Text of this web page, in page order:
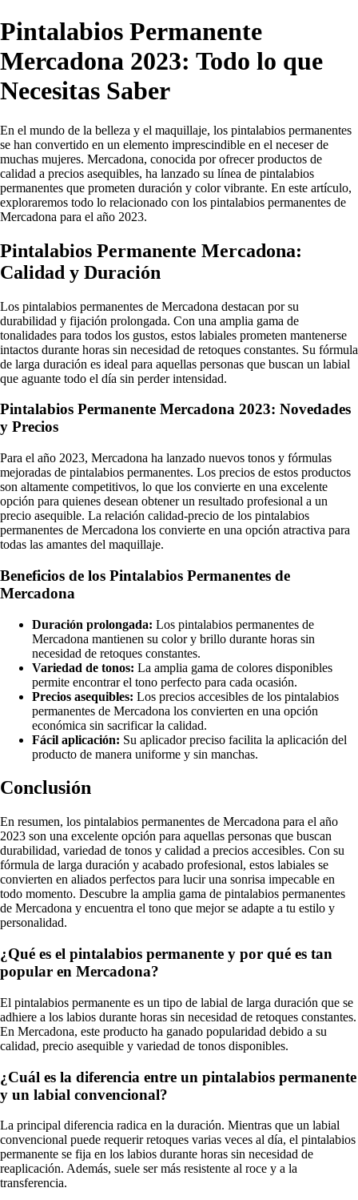
Pintalabios Permanente
Mercadona 2023: Todo lo que
Necesitas Saber
En el mundo de la belleza y el maquillaje, los pintalabios permanentes
se han convertido en un elemento imprescindible en el neceser de
muchas mujeres. Mercadona, conocida por ofrecer productos de
calidad a precios asequibles, ha lanzado su línea de pintalabios
permanentes que prometen duración y color vibrante. En este artículo,
exploraremos todo lo relacionado con los pintalabios permanentes de
Mercadona para el año 2023.
Pintalabios Permanente Mercadona:
Calidad y Duración
Los pintalabios permanentes de Mercadona destacan por su
durabilidad y fijación prolongada. Con una amplia gama de
tonalidades para todos los gustos, estos labiales prometen mantenerse
intactos durante horas sin necesidad de retoques constantes. Su fórmula
de larga duración es ideal para aquellas personas que buscan un labial
que aguante todo el día sin perder intensidad.
Pintalabios Permanente Mercadona 2023: Novedades
y Precios
Para el año 2023, Mercadona ha lanzado nuevos tonos y fórmulas
mejoradas de pintalabios permanentes. Los precios de estos productos
son altamente competitivos, lo que los convierte en una excelente
opción para quienes desean obtener un resultado profesional a un
precio asequible. La relación calidad-precio de los pintalabios
permanentes de Mercadona los convierte en una opción atractiva para
todas las amantes del maquillaje.
Beneficios de los Pintalabios Permanentes de
Mercadona
Duración prolongada: Los pintalabios permanentes de
Mercadona mantienen su color y brillo durante horas sin
necesidad de retoques constantes.
Variedad de tonos: La amplia gama de colores disponibles
permite encontrar el tono perfecto para cada ocasión.
Precios asequibles: Los precios accesibles de los pintalabios
permanentes de Mercadona los convierten en una opción
económica sin sacrificar la calidad.
Fácil aplicación: Su aplicador preciso facilita la aplicación del
producto de manera uniforme y sin manchas.
Conclusión
En resumen, los pintalabios permanentes de Mercadona para el año
2023 son una excelente opción para aquellas personas que buscan
durabilidad, variedad de tonos y calidad a precios accesibles. Con su
fórmula de larga duración y acabado profesional, estos labiales se
convierten en aliados perfectos para lucir una sonrisa impecable en
todo momento. Descubre la amplia gama de pintalabios permanentes
de Mercadona y encuentra el tono que mejor se adapte a tu estilo y
personalidad.
¿Qué es el pintalabios permanente y por qué es tan
popular en Mercadona?
El pintalabios permanente es un tipo de labial de larga duración que se
adhiere a los labios durante horas sin necesidad de retoques constantes.
En Mercadona, este producto ha ganado popularidad debido a su
calidad, precio asequible y variedad de tonos disponibles.
¿Cuál es la diferencia entre un pintalabios permanente
y un labial convencional?
La principal diferencia radica en la duración. Mientras que un labial
convencional puede requerir retoques varias veces al día, el pintalabios
permanente se fija en los labios durante horas sin necesidad de
reaplicación. Además, suele ser más resistente al roce y a la
transferencia.